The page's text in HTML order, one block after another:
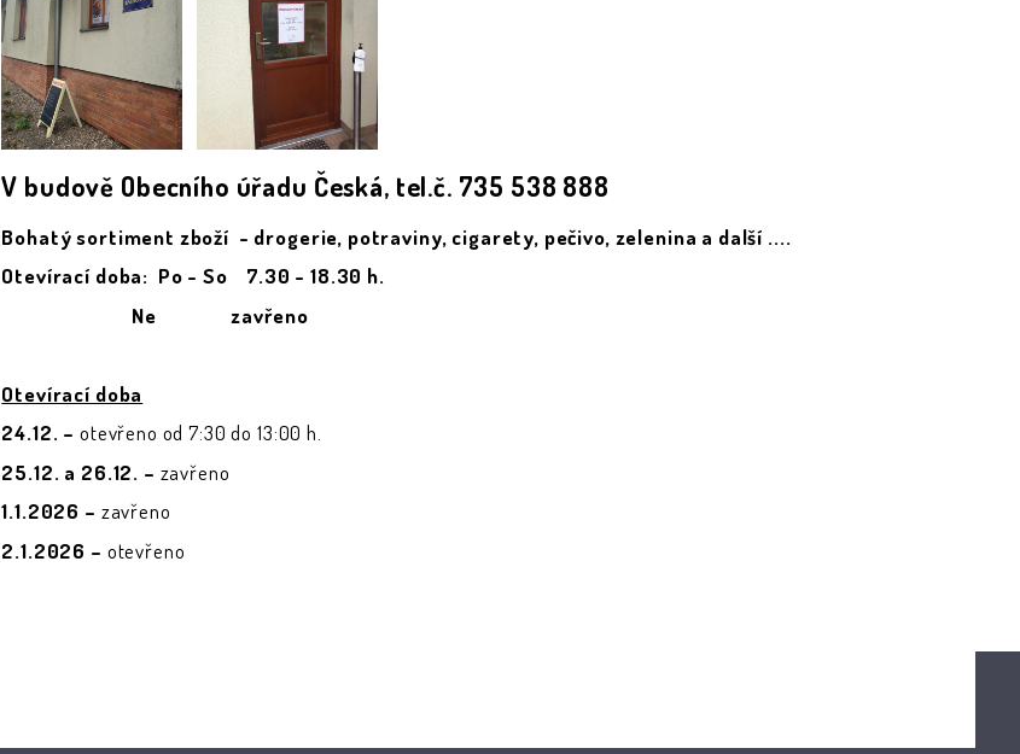
V budově Obecního úřadu Česká, tel.č. 735 538 888
Bohatý sortiment zboží - drogerie, potraviny, cigarety, pečivo, zelenina a další ....
Otevírací doba: Po - So 7.30 - 18.30 h.
Ne zavřeno
Otevírací doba
24.12. – otevřeno od 7:30 do 13:00 h.
25.12. a 26.12. – zavřeno
1.1.2026 – zavřeno
2.1.2026 – otevřeno